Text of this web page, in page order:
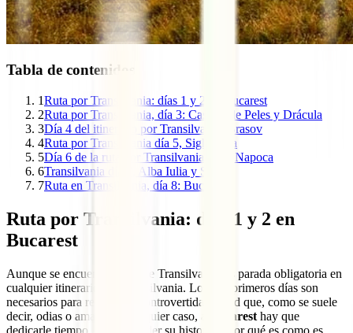
Tabla de contenidos
1Ruta por Transilvania: días 1 y 2 en Bucarest
2Ruta por Transilvania, día 3: Castillo de Peles y Drácula
3Día 4 del itinerario por Transilvania: Brasov
4Ruta por Transilvania día 5, Sighisoara
5Día 6 de la ruta por Transilvania: Cluj Napoca
6Transilvania día 7, Alba Iulia y Sibiu
7Ruta en Transilvania, día 8: Bucarest
Ruta por Transilvania: días 1 y 2 en
Bucarest
Aunque se encuentra fuera de Transilvania, es parada obligatoria en
cualquier itinerario por Transilvania. Los dos primeros días son
necesarios para recorrer la controvertida ciudad que, como se suele
decir, odias o amas. En cualquier caso, a
Bucarest hay que
dedicarle tiempo, para entender su historia y por qué es como es.